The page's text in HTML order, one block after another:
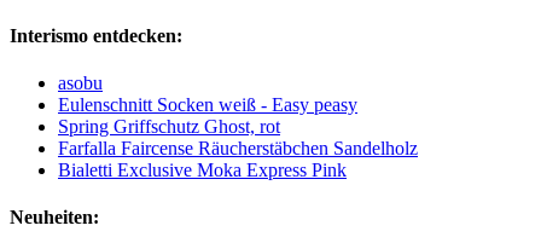
Interismo entdecken:
asobu
Eulenschnitt Socken weiß - Easy peasy
Spring Griffschutz Ghost, rot
Farfalla Faircense Räucherstäbchen Sandelholz
Bialetti Exclusive Moka Express Pink
Neuheiten: